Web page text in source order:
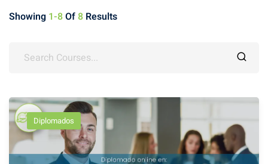
Showing 1-8Of8 Results
Diplomados